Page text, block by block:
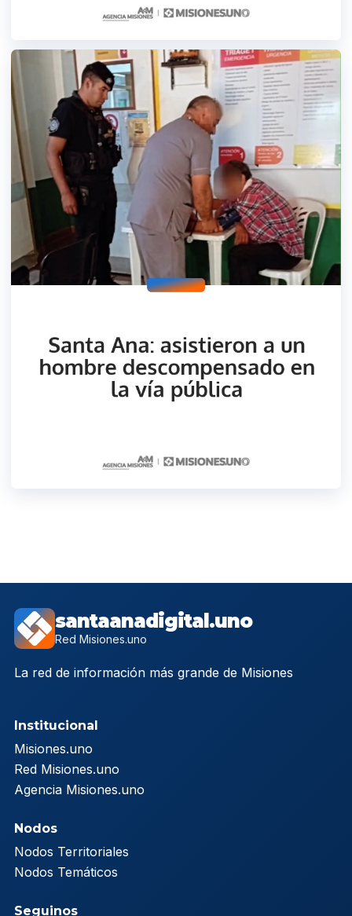
santaanadigital.uno
Red Misiones.uno
La red de información más grande de Misiones
Institucional
Misiones.uno
Red Misiones.uno
Agencia Misiones.uno
Nodos
Nodos Territoriales
Nodos Temáticos
Seguinos